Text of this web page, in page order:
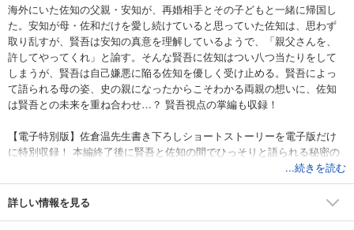
海外にいた佐知の父親・安知が、再婚相手とその子どもと一緒に帰国し
た。安知が母・佐和だけを愛し続けていると思っていた佐知は、思わず
取り乱すが、賢吾は安知の真意を理解しているようで、「親父さんを、
許してやってくれ」と諭す。そんな賢吾に佐知はつい八つ当たりをして
しまうが、賢吾は自己嫌悪に陥る佐知を優しく受け止める。賢吾によっ
て語られる母の姿、史の親になったからこそわかる両親の想いに、佐知
は賢吾との未来を重ね合わせ…？ 賢吾視点の掌編も収録！
【電子特別版】佐倉温先生書き下ろしショートストーリーを電子版だけ
に特別収録！ 本編終了後に賢吾と佐知の間でひっそりと語られる秘密の
...続きを読む
詳しい情報を見る